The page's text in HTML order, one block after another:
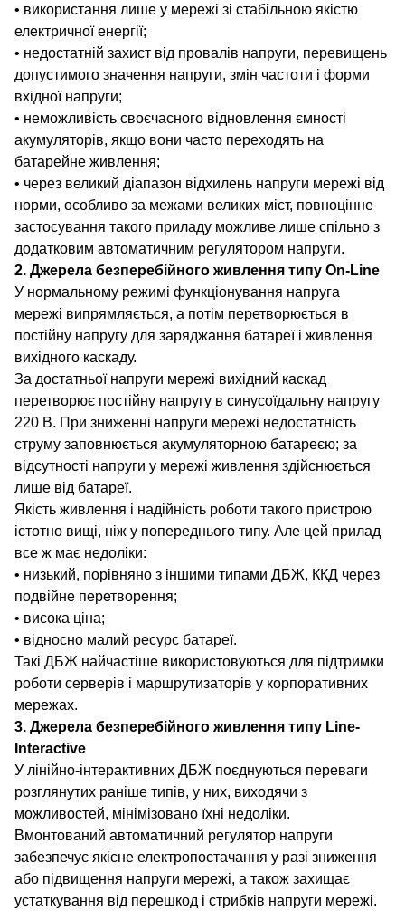
• використання лише у мережі зі стабільною якістю
електричної енергії;
• недостатній захист від провалів напруги, перевищень
допустимого значення напруги, змін частоти і форми
вхідної напруги;
• неможливість своєчасного відновлення ємності
акумуляторів, якщо вони часто переходять на
батарейне живлення;
• через великий діапазон відхилень напруги мережі від
норми, особливо за межами великих міст, повноцінне
застосування такого приладу можливе лише спільно з
додатковим автоматичним регулятором напруги.
2. Джерела безперебійного живлення типу On-Line
У нормальному режимі функціонування напруга
мережі випрямляється, а потім перетворюється в
постійну напругу для заряджання батареї і живлення
вихідного каскаду.
За достатньої напруги мережі вихідний каскад
перетворює постійну напругу в синусоїдальну напругу
220 В. При зниженні напруги мережі недостатність
струму заповнюється акумуляторною батареєю; за
відсутності напруги у мережі живлення здійснюється
лише від батареї.
Якість живлення і надійність роботи такого пристрою
істотно вищі, ніж у попереднього типу. Але цей прилад
все ж має недоліки:
• низький, порівняно з іншими типами ДБЖ, ККД через
подвійне перетворення;
• висока ціна;
• відносно малий ресурс батареї.
Такі ДБЖ найчастіше використовуються для підтримки
роботи серверів і маршрутизаторів у корпоративних
мережах.
3. Джерела безперебійного живлення типу Line-
Interactive
У лінійно-інтерактивних ДБЖ поєднуються переваги
розглянутих раніше типів, у них, виходячи з
можливостей, мінімізовано їхні недоліки.
Вмонтований автоматичний регулятор напруги
забезпечує якісне електропостачання у разі зниження
або підвищення напруги мережі, а також захищає
устаткування від перешкод і стрибків напруги мережі.